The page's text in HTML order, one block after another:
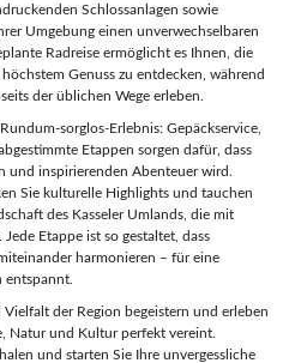
Schlossanlagen sowie
Umgebung einen unverwechselbaren
Radreise ermöglicht es Ihnen, die
Genuss zu entdecken, während
der üblichen Wege erleben.
sorglos-Erlebnis: Gepäckservice,
Etappen sorgen dafür, dass
und inspirierenden Abenteuer wird.
Sie kulturelle Highlights und tauchen
des Kasseler Umlands, die mit
Etappe ist so gestaltet, dass
harmonieren – für eine
entspannt.
der Region begeistern und erleben
Natur und Kultur perfekt vereint.
und starten Sie Ihre unvergessliche